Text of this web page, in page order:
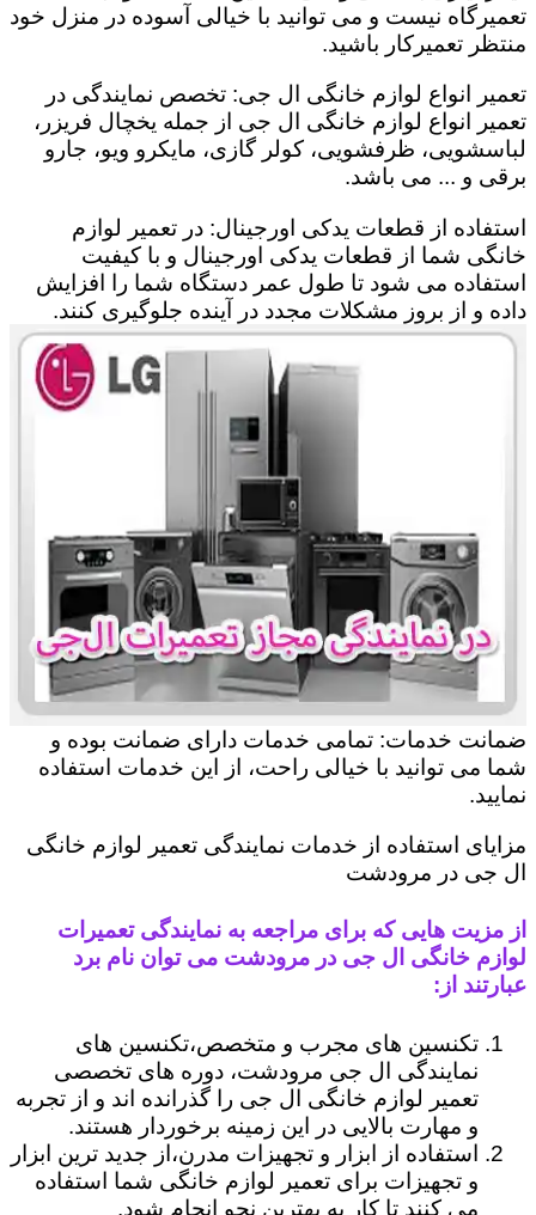
تعمیرگاه نیست و می توانید با خیالی آسوده در منزل خود
منتظر تعمیرکار باشید.
تعمیر انواع لوازم خانگی ال جی: تخصص نمایندگی در
تعمیر انواع لوازم خانگی ال جی از جمله یخچال فریزر،
لباسشویی، ظرفشویی، کولر گازی، مایکرو ویو، جارو
برقی و ... می باشد.
استفاده از قطعات یدکی اورجینال: در تعمیر لوازم
خانگی شما از قطعات یدکی اورجینال و با کیفیت
استفاده می شود تا طول عمر دستگاه شما را افزایش
داده و از بروز مشکلات مجدد در آینده جلوگیری کنند.
ضمانت خدمات: تمامی خدمات دارای ضمانت بوده و
شما می توانید با خیالی راحت، از این خدمات استفاده
نمایید.
مزایای استفاده از خدمات نمایندگی تعمیر لوازم خانگی
ال جی در مرودشت
از مزیت هایی که برای مراجعه به نمایندگی تعمیرات
لوازم خانگی ال جی در مرودشت می توان نام برد
عبارتند از:
تکنسین های مجرب و متخصص،تکنسین های
نمایندگی ال جی مرودشت، دوره های تخصصی
تعمیر لوازم خانگی ال جی را گذرانده اند و از تجربه
و مهارت بالایی در این زمینه برخوردار هستند.
استفاده از ابزار و تجهیزات مدرن،از جدید ترین ابزار
و تجهیزات برای تعمیر لوازم خانگی شما استفاده
می کنند تا کار به بهترین نحو انجام شود.